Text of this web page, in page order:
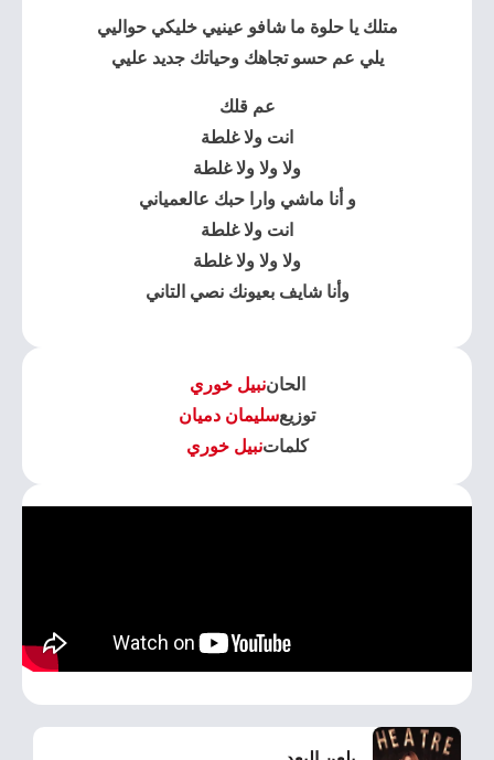
متلك يا حلوة ما شافو عينيي خليكي حواليي
يلي عم حسو تجاهك وحياتك جديد عليي
عم قلك
انت ولا غلطة
ولا ولا ولا غلطة
و أنا ماشي وارا حبك عالعمياني
انت ولا غلطة
ولا ولا ولا غلطة
وأنا شايف بعيونك نصي التاني
الحاننبيل خوري
توزيعسليمان دميان
كلماتنبيل خوري